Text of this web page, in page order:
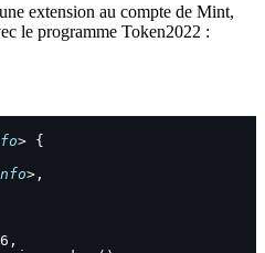
extension au compte de Mint,
le programme Token2022 :
> {
>,
6,